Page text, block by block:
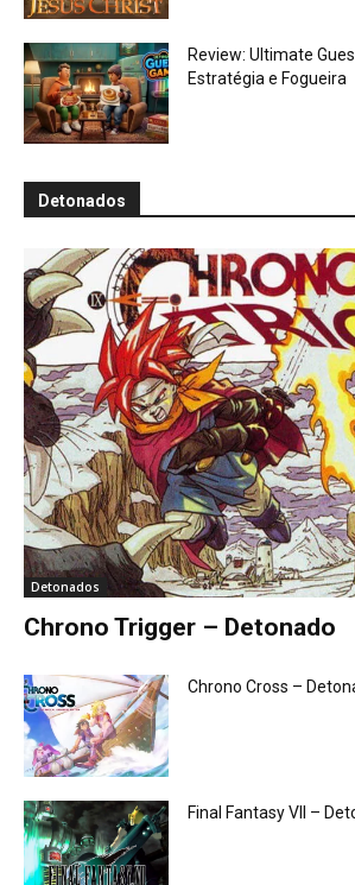
Review: Ultimate
Estratégia e Fogueira
Detonados
Detonados
Chrono Trigger – Detonado
Chrono Cross –
Final Fantasy VII –